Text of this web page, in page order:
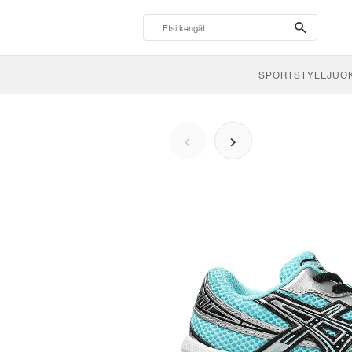
search-
btn
SPORTSTYLE